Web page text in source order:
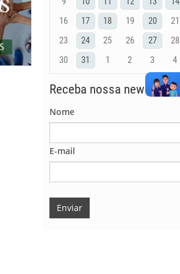
16
17 18 19 20 21
23
24 25 26 27 28
30
31 1 2 3 4
Receba nossa newsletter
Nome
E-mail
Enviar